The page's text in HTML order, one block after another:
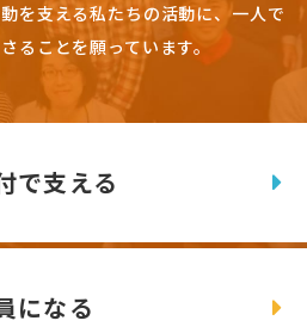
を支える私たちの活動に、一人で
ることを願っています。
で支える
になる